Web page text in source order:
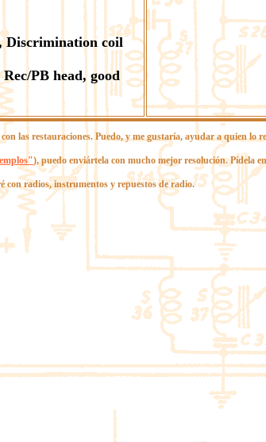
Discrimination coil
Rec/PB head, good
las restauraciones. Puedo, y me gustaría, ayudar a quien lo
), puedo enviártela con mucho mejor resolución. Pídela en
con radios, instrumentos y repuestos de radio.